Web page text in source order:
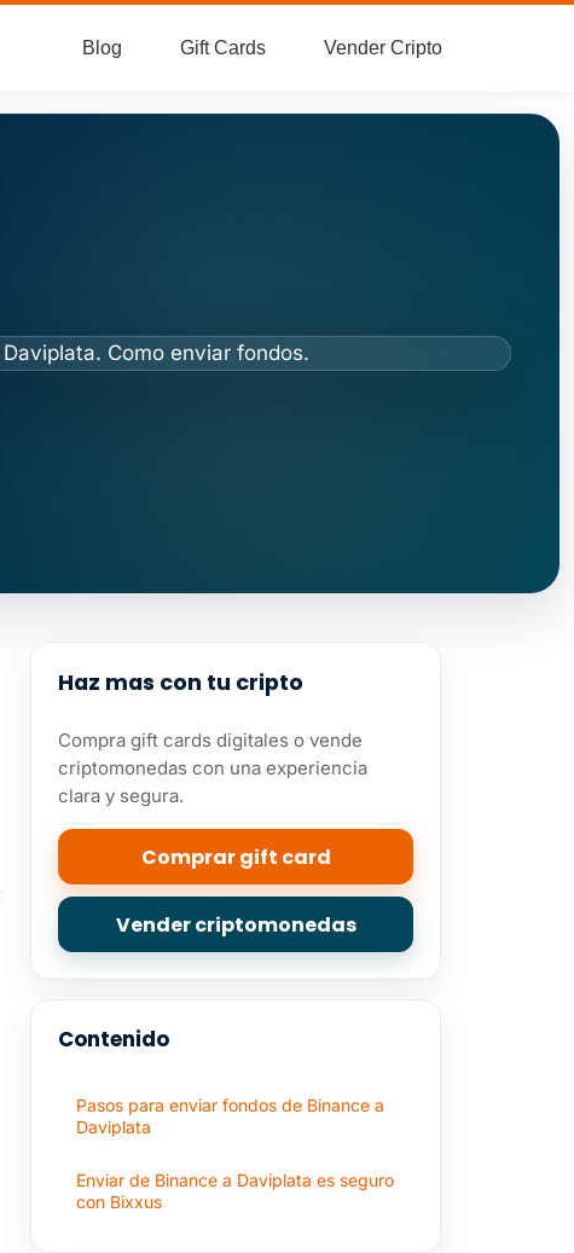
Blog Gift Cards Vender Cripto
Haz mas con tu cripto
Compra gift cards digitales o vende
criptomonedas con una experiencia
clara y segura.
Comprar gift card
Vender criptomonedas
Contenido
Pasos para enviar fondos de Binance a
Daviplata
Enviar de Binance a Daviplata es seguro
con Bixxus